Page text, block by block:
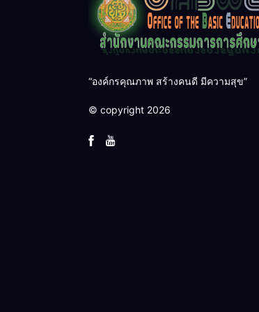
“องค์กรคุณภาพ สร้างคนดี มีความสุข”
© copyright 2026